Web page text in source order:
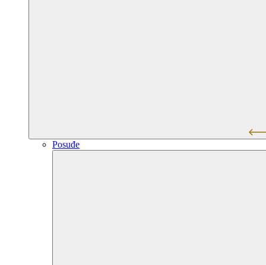
Posuđe